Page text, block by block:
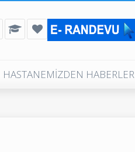
HASTANEMİZDEN HABERLER